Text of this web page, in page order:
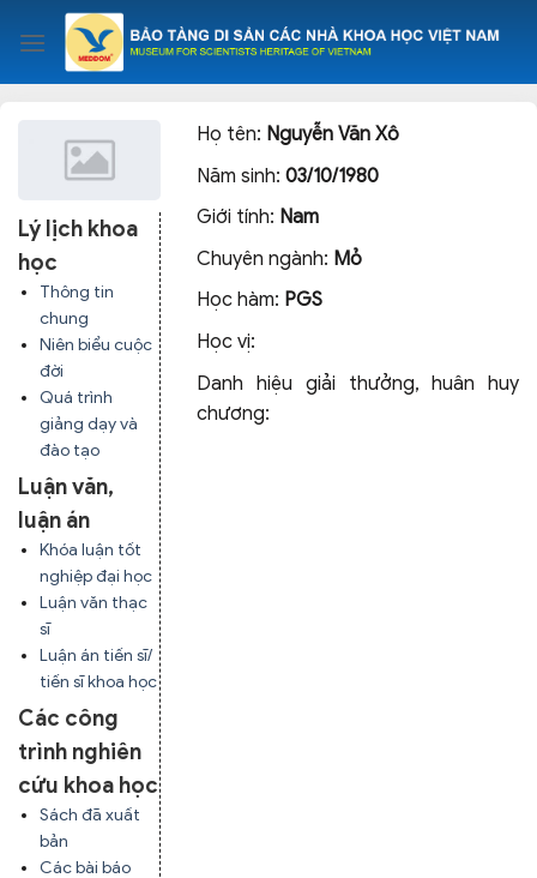
content
Lý lịch khoa
học
Thông tin
chung
Niên biểu cuộc
đời
Quá trình
giảng dạy và
đào tạo
Luận văn,
luận án
Khóa luận tốt
nghiệp đại học
Luận văn thạc
sĩ
Luận án tiến sĩ/
tiến sĩ khoa học
Các công
trình nghiên
cứu khoa học
Sách đã xuất
bản
Các bài báo
Họ tên: Nguyễn Văn Xô
Năm sinh:03/10/1980
Giới tính: Nam
Chuyên ngành: Mỏ
Học hàm: PGS
Học vị:
Danh hiệu giải thưởng, huân huy
chương: